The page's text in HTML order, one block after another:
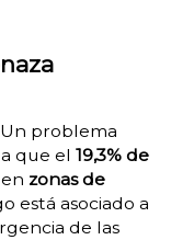
Un problema
que el 19,3% de
zonas de
está asociado a
de las